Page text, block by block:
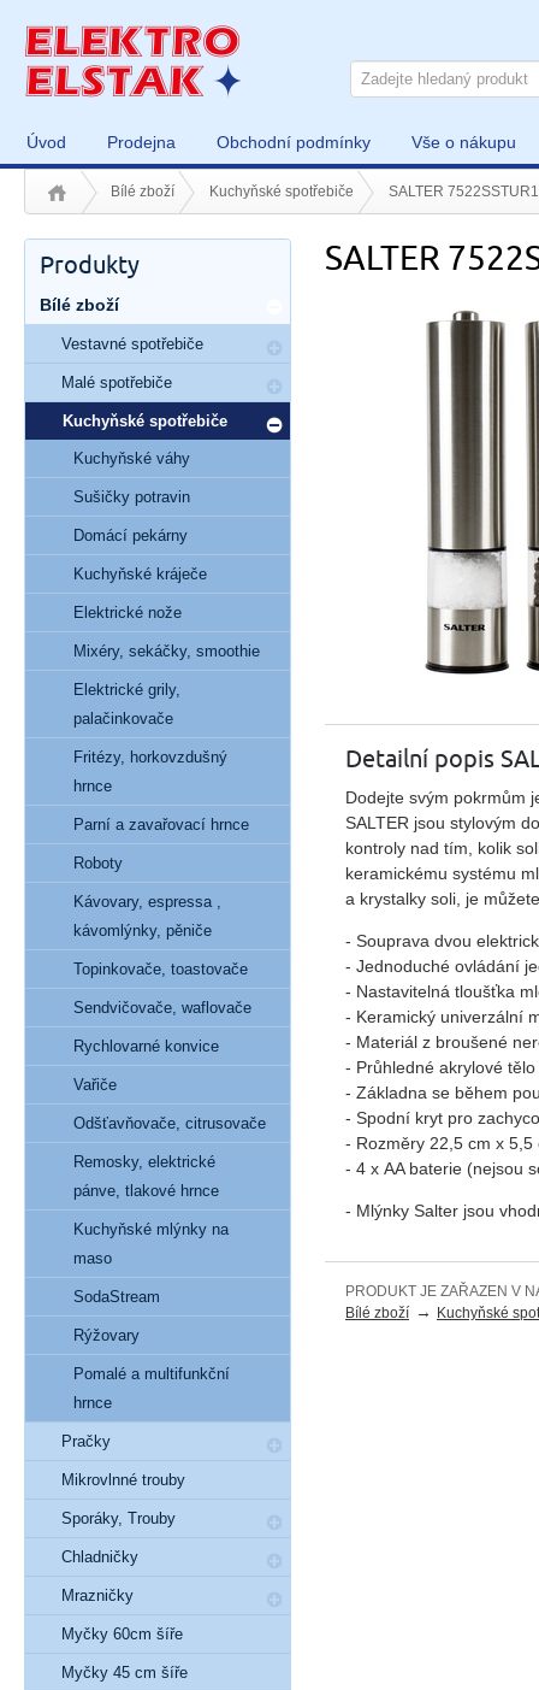
Úvod Prodejna Obchodní podmínky Vše o nákupu
Bílé zboží Kuchyňské spotřebiče SALTER
SALTER
Detailní popis
Dodejte svým pokrmům
SALTER jsou stylovým
kontroly nad tím, kolik
keramickému systému
a krystalky soli, je
- Souprava dvou
- Jednoduché ovládání
- Nastavitelná tloušťka
- Keramický univerzální
- Materiál z broušené
- Průhledné akrylové tělo
- Základna se během
- Spodní kryt pro
- Rozměry 22,5 cm x 5,5
- 4 x AA baterie (nejsou
- Mlýnky Salter jsou
PRODUKT JE ZAŘAZEN V
Bílé zboží → Kuchyňské
Produkty
Bílé zboží
Vestavné spotřebiče
Malé spotřebiče
Kuchyňské spotřebiče
Kuchyňské váhy
Sušičky potravin
Domácí pekárny
Kuchyňské kráječe
Elektrické nože
Mixéry, sekáčky, smoothie
Elektrické grily,
palačinkovače
Fritézy, horkovzdušný
hrnce
Parní a zavařovací hrnce
Roboty
Kávovary, espressa ,
kávomlýnky, pěniče
Topinkovače, toastovače
Sendvičovače, waflovače
Rychlovarné konvice
Vařiče
Odšťavňovače, citrusovače
Remosky, elektrické
pánve, tlakové hrnce
Kuchyňské mlýnky na
maso
SodaStream
Rýžovary
Pomalé a multifunkční
hrnce
Pračky
Mikrovlnné trouby
Sporáky, Trouby
Chladničky
Mrazničky
Myčky 60cm šíře
Myčky 45 cm šíře